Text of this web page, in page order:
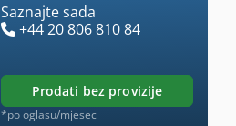
Saznajte sada
+44 20 806 810 84
prodati bez provizije
*po oglasu/mjesec